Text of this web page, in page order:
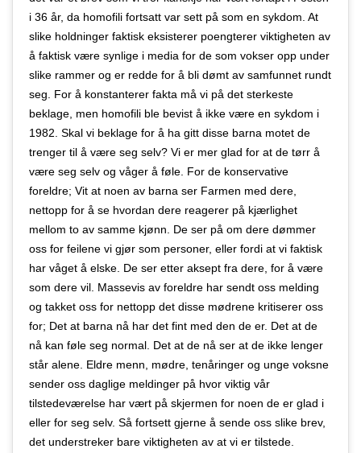
i 36 år, da homofili fortsatt var sett på som en sykdom. At
slike holdninger faktisk eksisterer poengterer viktigheten av
å faktisk være synlige i media for de som vokser opp under
slike rammer og er redde for å bli dømt av samfunnet rundt
seg. For å konstanterer fakta må vi på det sterkeste
beklage, men homofili ble bevist å ikke være en sykdom i
1982. Skal vi beklage for å ha gitt disse barna motet de
trenger til å være seg selv? Vi er mer glad for at de tørr å
være seg selv og våger å føle. For de konservative
foreldre; Vit at noen av barna ser Farmen med dere,
nettopp for å se hvordan dere reagerer på kjærlighet
mellom to av samme kjønn. De ser på om dere dømmer
oss for feilene vi gjør som personer, eller fordi at vi faktisk
har våget å elske. De ser etter aksept fra dere, for å være
som dere vil. Massevis av foreldre har sendt oss melding
og takket oss for nettopp det disse mødrene kritiserer oss
for; Det at barna nå har det fint med den de er. Det at de
nå kan føle seg normal. Det at de nå ser at de ikke lenger
står alene. Eldre menn, mødre, tenåringer og unge voksne
sender oss daglige meldinger på hvor viktig vår
tilstedeværelse har vært på skjermen for noen de er glad i
eller for seg selv. Så fortsett gjerne å sende oss slike brev,
det understreker bare viktigheten av at vi er tilstede.